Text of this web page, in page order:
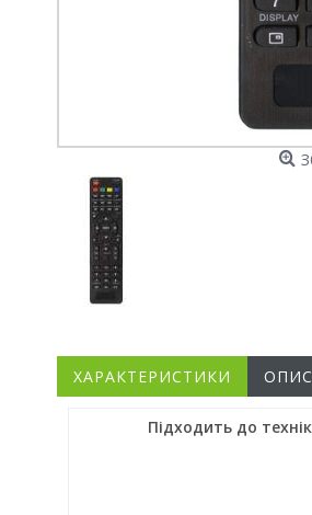
ХАРАКТЕРИСТИКИ ОПИС
Підходить до